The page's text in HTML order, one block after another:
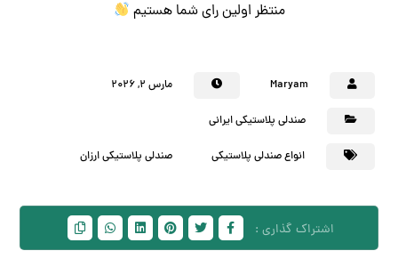
منتظر اولین رای شما هستیم
Maryam مارس ۲, ۲۰۲۶
صندلی پلاستیکی ایرانی
انواع صندلی پلاستیکی صندلی پلاستیکی ارزان